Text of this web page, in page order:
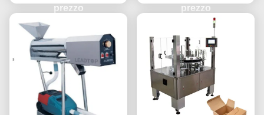
precisa del materiale
prezzo
confezionamento ad alta
prezzo